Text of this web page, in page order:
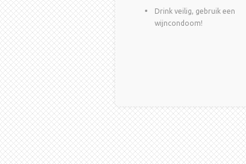
Drink veilig, gebruik een
wijncondoom!